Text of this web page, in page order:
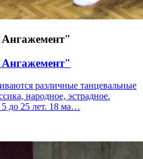
различные танцевальные
народное, эстрадное.
5 до 25 лет. 18 ма…